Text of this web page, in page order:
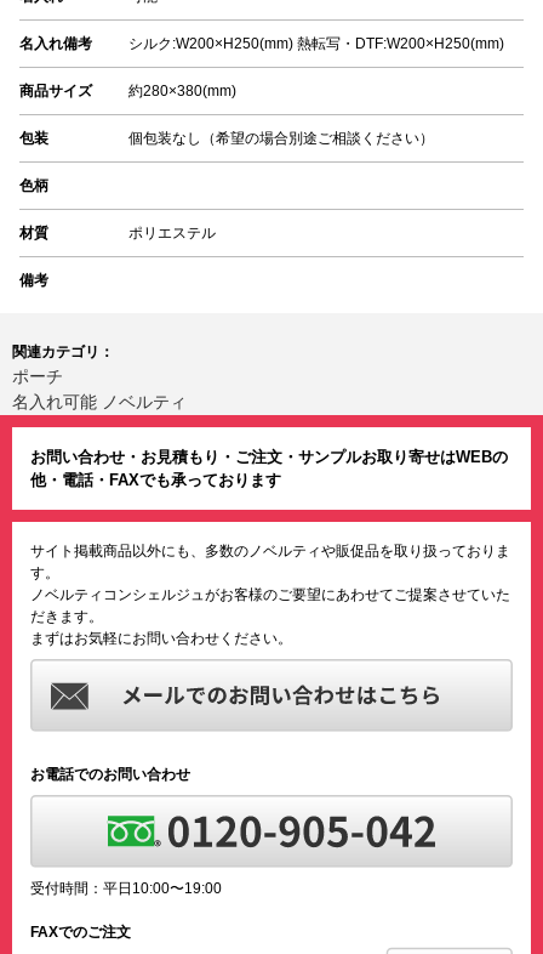
名入れ備考 シルク:W200×H250(mm) 熱転写・DTF:W200×H250(mm)
商品サイズ 約280×380(mm)
包装 個包装なし（希望の場合別途ご相談ください）
色柄
材質 ポリエステル
備考
関連カテゴリ：
ポーチ
名入れ可能 ノベルティ
お問い合わせ・お見積もり・ご注文・サンプルお取り寄せはWEBの
他・電話・FAXでも承っております
サイト掲載商品以外にも、多数のノベルティや販促品を取り扱っておりま
す。
ノベルティコンシェルジュがお客様のご要望にあわせてご提案させていた
だきます。
まずはお気軽にお問い合わせください。
お電話でのお問い合わせ
受付時間：平日10:00〜19:00
FAXでのご注文